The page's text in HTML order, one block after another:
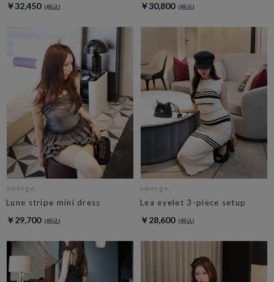
￥32,450 ￥30,800
amerge.
Lune stripe mini dress
￥29,700
amerge.
Lea eyelet 3-piece setup
￥28,600